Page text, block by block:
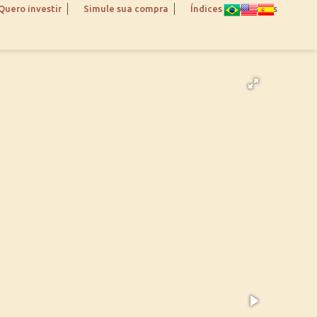
investir Simule sua compra Índices Imobiliários